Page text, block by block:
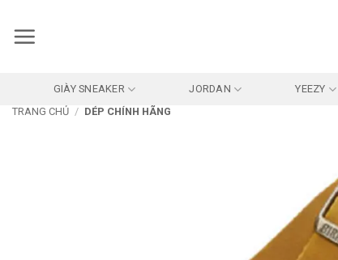
qua
GIÀY SNEAKER JORDAN YEEZY
TRANG CHỦ / DÉP CHÍNH HÃNG